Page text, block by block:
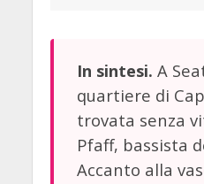
In sintesi. A
quartiere di
trovata senza
Pfaff, bassista
Accanto alla